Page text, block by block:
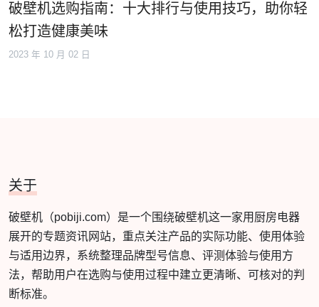
破壁机选购指南：十大排行与使用技巧，助你轻
松打造健康美味
2023 年 10 月 02 日
关于
破壁机（pobiji.com）是一个围绕破壁机这一家用厨房电器
展开的专题资讯网站，重点关注产品的实际功能、使用体验
与适用边界，系统整理品牌型号信息、评测体验与使用方
法，帮助用户在选购与使用过程中建立更清晰、可核对的判
断标准。